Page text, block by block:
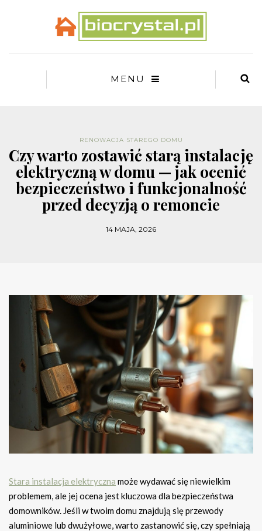
MENU
RENOWACJA STAREGO DOMU
Czy warto zostawić starą instalację
elektryczną w domu — jak ocenić
bezpieczeństwo i funkcjonalność
przed decyzją o remoncie
14 MAJA, 2026
Stara instalacja elektryczna może wydawać się niewielkim
problemem, ale jej ocena jest kluczowa dla bezpieczeństwa
domowników. Jeśli w twoim domu znajdują się przewody
aluminiowe lub dwużyłowe, warto zastanowić się, czy spełniają